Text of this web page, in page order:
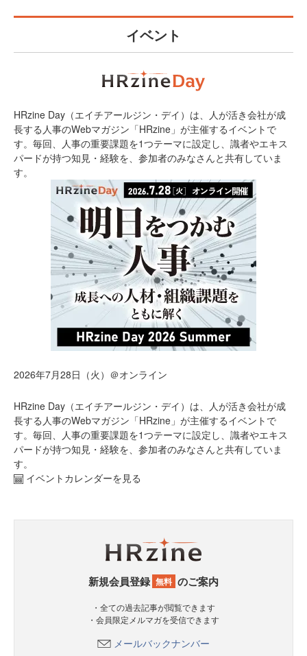
イベント
HRzine Day（エイチアールジン・デイ）は、人が活き会社が成
長する人事のWebマガジン「HRzine」が主催するイベントで
す。毎回、人事の重要課題を1つテーマに設定し、識者やエキス
パードが持つ知見・経験を、参加者のみなさんと共有していま
す。
2026年7月28日（火）＠オンライン
HRzine Day（エイチアールジン・デイ）は、人が活き会社が成
長する人事のWebマガジン「HRzine」が主催するイベントで
す。毎回、人事の重要課題を1つテーマに設定し、識者やエキス
パードが持つ知見・経験を、参加者のみなさんと共有していま
す。
イベントカレンダーを見る
新規会員登録 無料 のご案内
・全ての過去記事が閲覧できます
・会員限定メルマガを受信できます
メールバックナンバー